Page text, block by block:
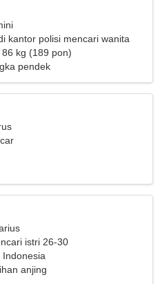
kantor polisi mencari wanita
kg (189 pon)
pendek
istri 26-30
Indonesia
anjing